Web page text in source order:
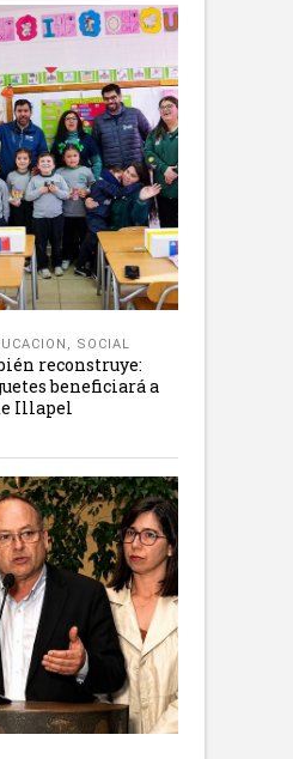
, SOCIAL
reconstruye:
beneficiará a
Illapel